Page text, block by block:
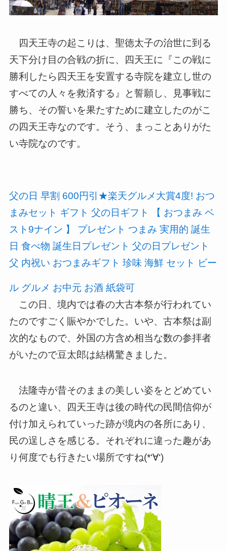
四天王寺の起こりは、聖徳太子の治世に到る
天下分け目の合戦の折に、四天王に『この戦に
勝利したら四天王を安置する寺院を建立し世の
すべての人々を救済する』と誓願し、見事戦に
勝ち、その誓いを果たすために建立したのがこ
の四天王寺なのです。そう、まっことありがた
い寺院なのです。
父の日 早割 600円引★楽天グルメ大賞4度! おつ
まみセット ギフト 父の日ギフト 【 おつまみ ベ
スト9ナイン 】 プレゼント つまみ 実用的 誕生
日 食べ物 誕生日プレゼント 父の日プレゼント
父 内祝い おつまみギフト 珍味 海鮮 セット ビー
ル グルメ お中元 お酒 紙袋可
この日、境内では春の大古本祭が行われてい
たのですごく賑やかでした。いや、古本祭は副
次的なもので、外国の方含め相当な数の参拝者
がいたので豆太郎は結構驚きました。
法隆寺が昔そのままの美しい姿をとどめてい
るのと違い、四天王寺は後の時代の民間信仰が
付け加えられていった跡が境内の各所にあり、
民の逞しさを感じる。それぞれに違った趣があ
り何度でも行きたい場所ですね(*‘∀‘)